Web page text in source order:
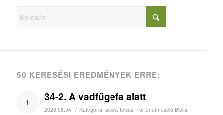
50 KERESÉSI EREDMÉNYEK ERRE:
1 34-2. A vadfügefa alatt
2026.08.04. / Kategória: alsós, felsős, Történetmesélő Biblia